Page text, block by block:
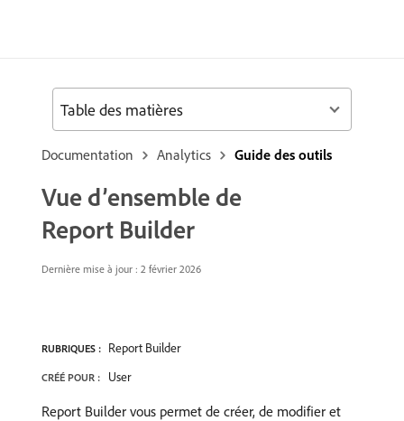
Documentation Analytics Guide des outils
Vue d’ensemble de
Report Builder
Dernière mise à jour : 2 février 2026
RUBRIQUES : Report Builder
CRÉÉ POUR : User
Report Builder vous permet de créer, de modifier et
Table des matières